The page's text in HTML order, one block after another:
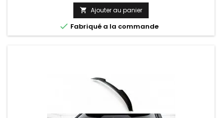
 Ajouter au panier
 Fabriqué a la commande